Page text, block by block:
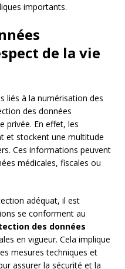
importants.
de la vie
liés à la numérisation des
des données
privée. En effet, les
et stockent une multitude
Ces informations peuvent
médicales, fiscales ou
adéquat, il est
se conforment au
des données
en vigueur. Cela implique
mesures techniques et
assurer la sécurité et la